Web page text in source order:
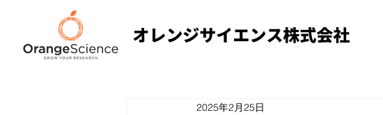
2025年2月25日